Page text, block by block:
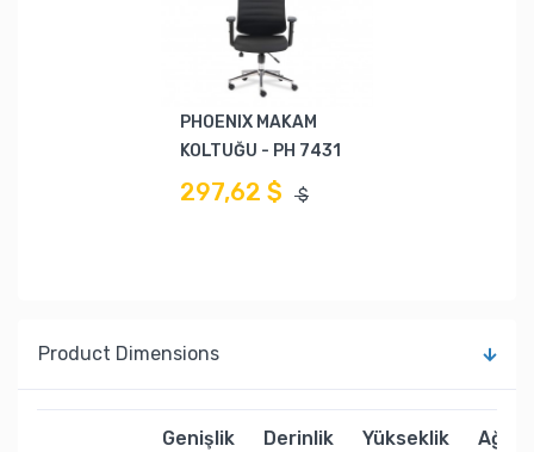
PHOENIX MAKAM
KOLTUĞU - PH 7431
297,62 $ $
Product Dimensions
Genişlik Derinlik Yükseklik